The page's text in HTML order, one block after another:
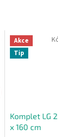
Akce
Tip
Komplet LG
x 160 cm